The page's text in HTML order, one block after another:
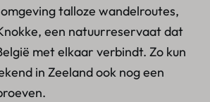
talloze wandelroutes,
een natuurreservaat dat
met elkaar verbindt. Zo kun
in Zeeland ook nog een